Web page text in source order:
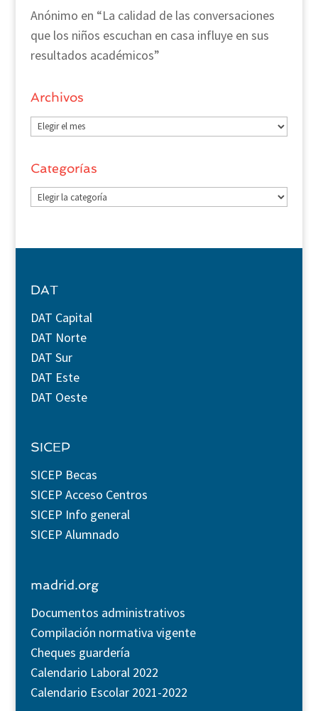
Anónimo en “La calidad de las conversaciones
que los niños escuchan en casa influye en sus
resultados académicos”
Archivos
Archivos
Categorías
Categorías
DAT
DAT Capital
DAT Norte
DAT Sur
DAT Este
DAT Oeste
SICEP
SICEP Becas
SICEP Acceso Centros
SICEP Info general
SICEP Alumnado
madrid.org
Documentos administrativos
Compilación normativa vigente
Cheques guardería
Calendario Laboral 2022
Calendario Escolar 2021-2022